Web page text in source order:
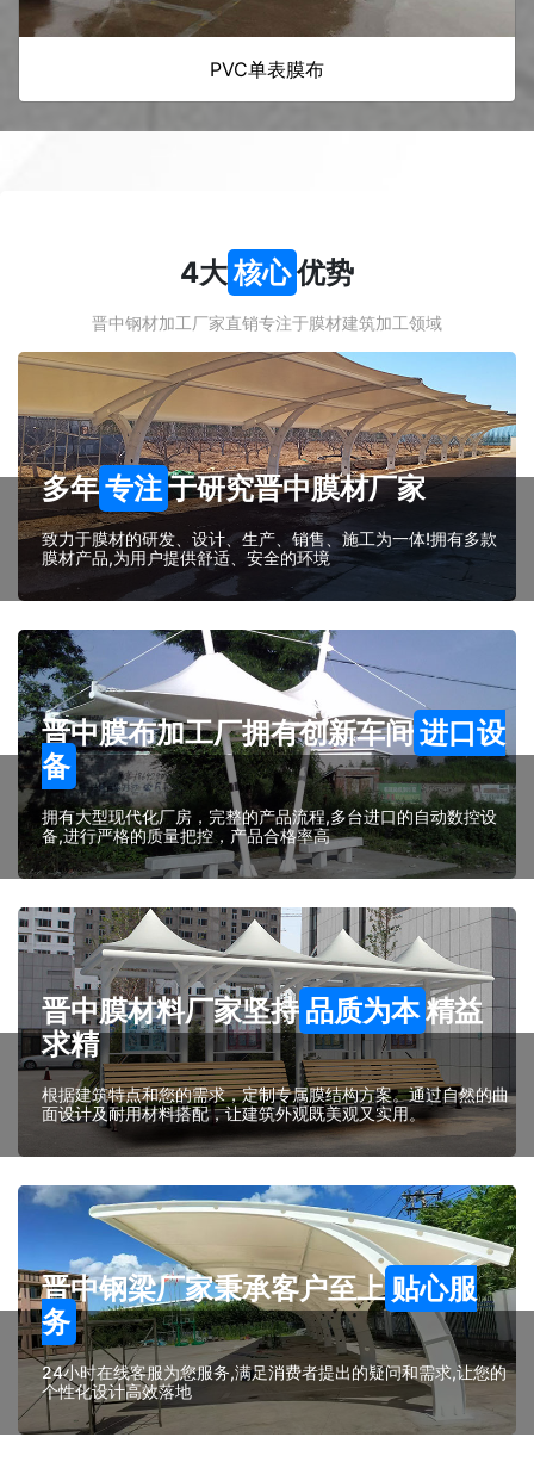
PVC单表膜布
4大核心优势
晋中钢材加工厂家直销专注于膜材建筑加工领域
多年专注于研究晋中膜材厂家
致力于膜材的研发、设计、生产、销售、施工为一体!拥有多款
膜材产品,为用户提供舒适、安全的环境
晋中膜布加工厂拥有创新车间进口设
备
拥有大型现代化厂房，完整的产品流程,多台进口的自动数控设
备,进行严格的质量把控，产品合格率高
晋中膜材料厂家坚持 品质为本精益
求精
根据建筑特点和您的需求，定制专属膜结构方案。通过自然的曲
面设计及耐用材料搭配，让建筑外观既美观又实用。
晋中钢梁厂家秉承客户至上 贴心服
务
24小时在线客服为您服务,满足消费者提出的疑问和需求,让您的
个性化设计高效落地